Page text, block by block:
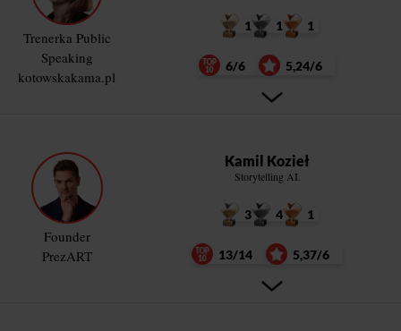
Trenerka Public
Speaking
kotowskakama.pl
1 1 1
6/6 5,24/6
Founder
PrezART
Kamil Kozieł
Storytelling AI.
3 4 1
13/14 5,37/6